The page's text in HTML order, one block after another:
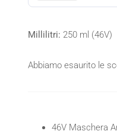
Millilitri: 250 ml (46V)
Abbiamo esaurito le
46V Maschera